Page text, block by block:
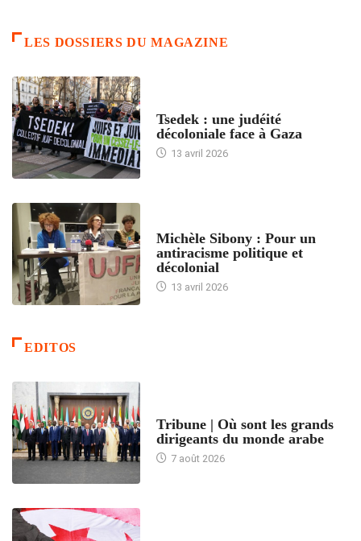
LES DOSSIERS DU MAGAZINE
Tsedek : une judéité
décoloniale face à Gaza
13 avril 2026
Michèle Sibony : Pour un
antiracisme politique et
décolonial
13 avril 2026
EDITOS
Tribune | Où sont les grands
dirigeants du monde arabe
7 août 2026